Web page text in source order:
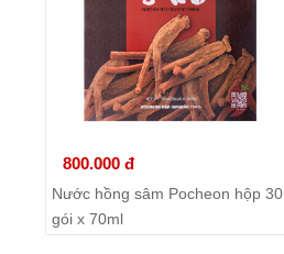
800.000 đ
Nước hồng sâm Pocheon hộp 30
gói x 70ml